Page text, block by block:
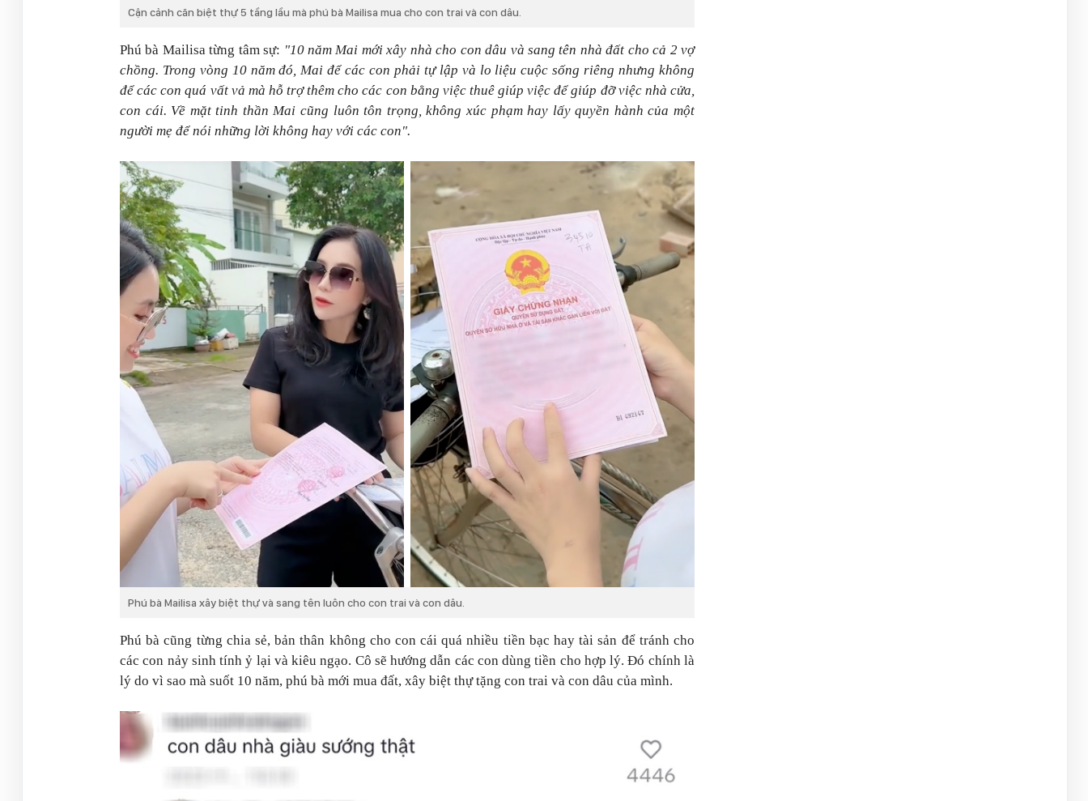
Cận cảnh căn biệt thự 5 tầng lầu mà phú bà Mailisa mua cho con trai và con dâu.
Phú bà Mailisa từng tâm sự: "10 năm Mai mới xây nhà cho con dâu và sang tên nhà đất cho cả 2 vợ
chồng. Trong vòng 10 năm đó, Mai để các con phải tự lập và lo liệu cuộc sống riêng nhưng không
để các con quá vất vả mà hỗ trợ thêm cho các con bằng việc thuê giúp việc để giúp đỡ việc nhà cửa,
con cái. Về mặt tinh thần Mai cũng luôn tôn trọng, không xúc phạm hay lấy quyền hành của một
người mẹ để nói những lời không hay với các con".
Phú bà Mailisa xây biệt thự và sang tên luôn cho con trai và con dâu.
Phú bà cũng từng chia sẻ, bản thân không cho con cái quá nhiều tiền bạc hay tài sản để tránh cho
các con nảy sinh tính ỷ lại và kiêu ngạo. Cô sẽ hướng dẫn các con dùng tiền cho hợp lý. Đó chính là
lý do vì sao mà suốt 10 năm, phú bà mới mua đất, xây biệt thự tặng con trai và con dâu của mình.